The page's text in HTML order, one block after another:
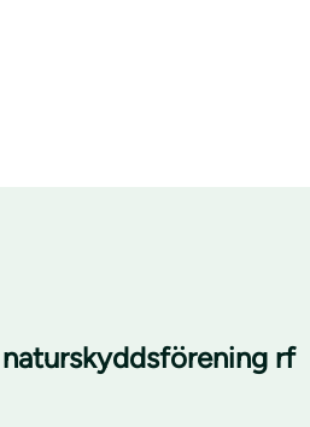
rf